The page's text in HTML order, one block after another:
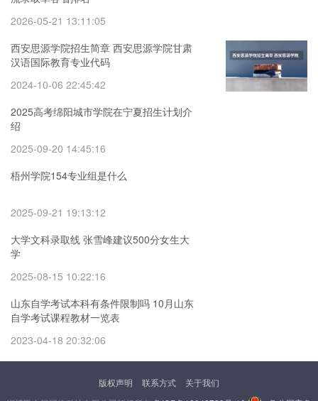
2026-05-21 13:11:05
西安思源学院招生简章 西安思源学院甘肃
汉语国际教育专业代码
2024-10-06 22:45:42
2025高考绵阳城市学院在宁夏招生计划介
绍
2025-09-20 14:45:16
梧州学院154专业组是什么
2025-09-21 19:13:12
大学文科录取线 张雪峰建议500分女生大
学
2025-08-15 10:22:16
山东自学考试本科有条件限制吗 10月山东
自学考试课程教材一览表
2023-04-18 20:32:06
版权声明 联系方式
关于我们